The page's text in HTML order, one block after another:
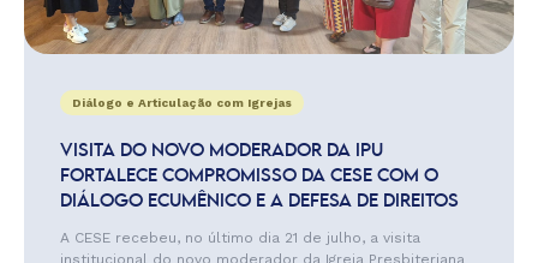
Diálogo e Articulação com Igrejas
VISITA DO NOVO MODERADOR DA IPU
FORTALECE COMPROMISSO DA CESE COM O
DIÁLOGO ECUMÊNICO E A DEFESA DE DIREITOS
A CESE recebeu, no último dia 21 de julho, a visita
institucional do novo moderador da Igreja Presbiteriana